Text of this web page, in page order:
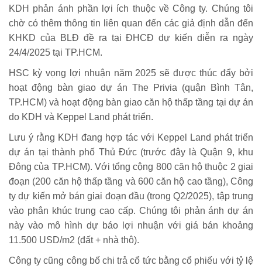
KDH phản ánh phần lợi ích thuộc về Công ty. Chúng tôi
chờ có thêm thông tin liên quan đến các giả định dẫn đến
KHKD của BLĐ đề ra tại ĐHCĐ dự kiến diễn ra ngày
24/4/2025 tại TP.HCM.
HSC kỳ vọng lợi nhuận năm 2025 sẽ được thúc đẩy bởi
hoạt động bàn giao dự án The Privia (quận Bình Tân,
TP.HCM) và hoạt động bàn giao căn hộ thấp tầng tại dự án
do KDH và Keppel Land phát triển.
Lưu ý rằng KDH đang hợp tác với Keppel Land phát triển
dự án tại thành phố Thủ Đức (trước đây là Quận 9, khu
Đông của TP.HCM). Với tổng cộng 800 căn hộ thuộc 2 giai
đoạn (200 căn hộ thấp tầng và 600 căn hộ cao tầng), Công
ty dự kiến mở bán giai đoạn đầu (trong Q2/2025), tập trung
vào phân khúc trung cao cấp. Chúng tôi phản ánh dự án
này vào mô hình dự báo lợi nhuận với giá bán khoảng
11.500 USD/m2 (đất + nhà thô).
Công ty cũng công bố chi trả cổ tức bằng cổ phiếu với tỷ lệ